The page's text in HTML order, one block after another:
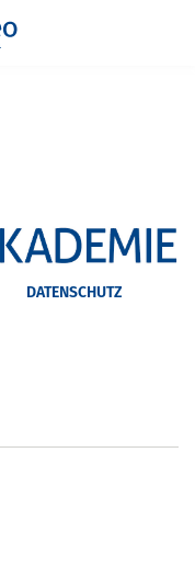
DATENSCHUTZ